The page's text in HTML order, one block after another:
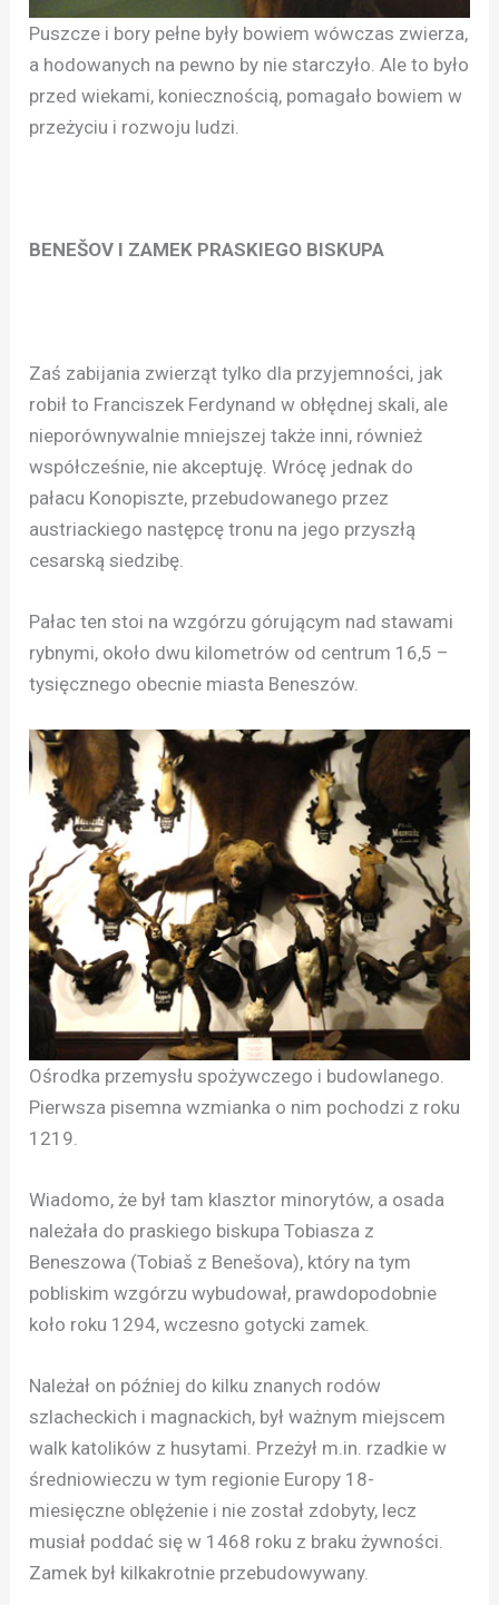
Puszcze i bory pełne były bowiem wówczas zwierza,
a hodowanych na pewno by nie starczyło. Ale to było
przed wiekami, koniecznością, pomagało bowiem w
przeżyciu i rozwoju ludzi.
BENEŠOV I ZAMEK PRASKIEGO BISKUPA
Zaś zabijania zwierząt tylko dla przyjemności, jak
robił to Franciszek Ferdynand w obłędnej skali, ale
nieporównywalnie mniejszej także inni, również
współcześnie, nie akceptuję. Wrócę jednak do
pałacu Konopiszte, przebudowanego przez
austriackiego następcę tronu na jego przyszłą
cesarską siedzibę.
Pałac ten stoi na wzgórzu górującym nad stawami
rybnymi, około dwu kilometrów od centrum 16,5 –
tysięcznego obecnie miasta Beneszów.
Ośrodka przemysłu spożywczego i budowlanego.
Pierwsza pisemna wzmianka o nim pochodzi z roku
1219.
Wiadomo, że był tam klasztor minorytów, a osada
należała do praskiego biskupa Tobiasza z
Beneszowa (Tobiaš z Benešova), który na tym
pobliskim wzgórzu wybudował, prawdopodobnie
koło roku 1294, wczesno gotycki zamek.
Należał on później do kilku znanych rodów
szlacheckich i magnackich, był ważnym miejscem
walk katolików z husytami. Przeżył m.in. rzadkie w
średniowieczu w tym regionie Europy 18-
miesięczne oblężenie i nie został zdobyty, lecz
musiał poddać się w 1468 roku z braku żywności.
Zamek był kilkakrotnie przebudowywany.